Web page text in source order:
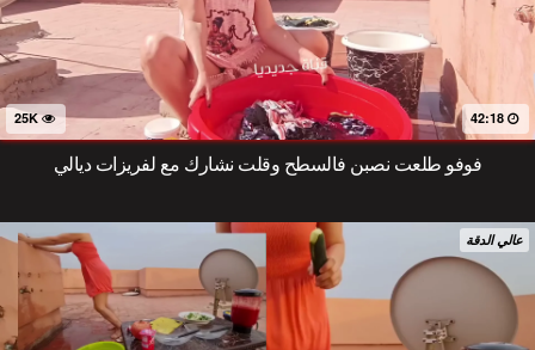
25K 42:18
فوفو طلعت نصبن فالسطح وقلت نشارك مع لفريزات ديالي
عالي الدقة